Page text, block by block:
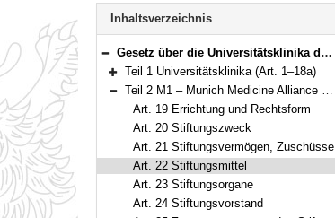
BAYERN.RECHT
letzten
Navigation
Inhaltsverzeichnis
Bereich reduzieren
Gesetz über die Universitätsklinika des Freistaates Bayern (Bayerisches Universitätsklinikagesetz – BayUniKlinG) Vom 23. Mai 2006 (GVBl. S. 285) BayRS 2210-2-4-WK (Art. 1–32)
Bereich erweitern
Teil 1 Universitätsklinika (Art. 1–18a)
Bereich reduzieren
Teil 2 M1 – Munich Medicine Alliance (Art. 19–30)
Art. 19 Errichtung und Rechtsform
Art. 20 Stiftungszweck
Art. 21 Stiftungsvermögen, Zuschüsse
Art. 22 Stiftungsmittel
Art. 23 Stiftungsorgane
Art. 24 Stiftungsvorstand